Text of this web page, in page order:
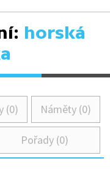
horská
(0) Náměty (0)
Pořady (0)